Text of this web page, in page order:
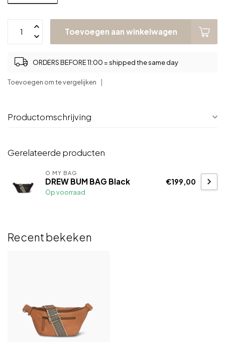
Toevoegen aan winkelwagen
ORDERS BEFORE 11:00 = shipped the same day
Toevoegen om te vergelijken
Productomschrijving
Gerelateerde producten
O MY BAG
DREW BUM BAG Black
Op voorraad
€199,00
Recent bekeken